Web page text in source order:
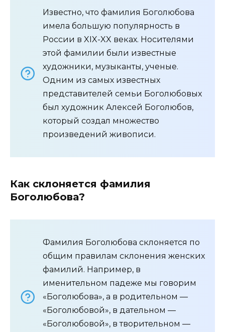
Известно, что фамилия Боголюбова
имела большую популярность в
России в XIX-XX веках. Носителями
этой фамилии были известные
художники, музыканты, ученые.
Одним из самых известных
представителей семьи Боголюбовых
был художник Алексей Боголюбов,
который создал множество
произведений живописи.
Как склоняется фамилия
Боголюбова?
Фамилия Боголюбова склоняется по
общим правилам склонения женских
фамилий. Например, в
именительном падеже мы говорим
«Боголюбова», а в родительном —
«Боголюбовой», в дательном —
«Боголюбовой», в творительном —